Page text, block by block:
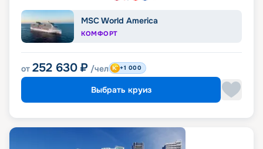
MSC World America
КОМФОРТ
от 252 630 ₽ /чел +1 000
Выбрать круиз